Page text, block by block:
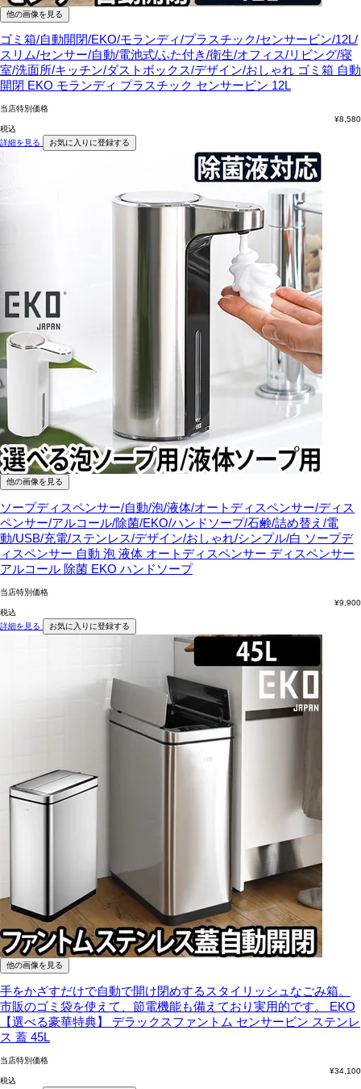
他の画像を見る
ゴミ箱/自動開閉/EKO/モランディ/プラスチック/センサービン/12L/
スリム/センサー/自動/電池式/ふた付き/衛生/オフィス/リビング/寝
室/洗面所/キッチン/ダストボックス/デザイン/おしゃれ ゴミ箱 自動
開閉 EKO モランディ プラスチック センサービン 12L
当店特別価格
¥8,580
税込
詳細を見る
お気に入りに登録する
他の画像を見る
ソープディスペンサー/自動/泡/液体/オートディスペンサー/ディス
ペンサー/アルコール/除菌/EKO/ハンドソープ/石鹸/詰め替え/電
動/USB/充電/ステンレス/デザイン/おしゃれ/シンプル/白 ソープデ
ィスペンサー 自動 泡 液体 オートディスペンサー ディスペンサー
アルコール 除菌 EKO ハンドソープ
当店特別価格
¥9,900
税込
詳細を見る
お気に入りに登録する
他の画像を見る
手をかざすだけで自動で開け閉めするスタイリッシュなごみ箱。
市販のゴミ袋を使えて、節電機能も備えており実用的です。
EKO
【選べる豪華特典】 デラックスファントム センサービン ステンレ
ス 蓋 45L
当店特別価格
¥34,100
税込